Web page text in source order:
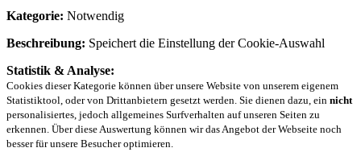
Kategorie: Notwendig
Beschreibung: Speichert die Einstellung der Cookie-Auswahl
Statistik & Analyse:
Cookies dieser Kategorie können über unsere Website von unserem eigenem
Statistiktool, oder von Drittanbietern gesetzt werden. Sie dienen dazu, ein nicht
personalisiertes, jedoch allgemeines Surfverhalten auf unseren Seiten zu
erkennen. Über diese Auswertung können wir das Angebot der Webseite noch
besser für unsere Besucher optimieren.